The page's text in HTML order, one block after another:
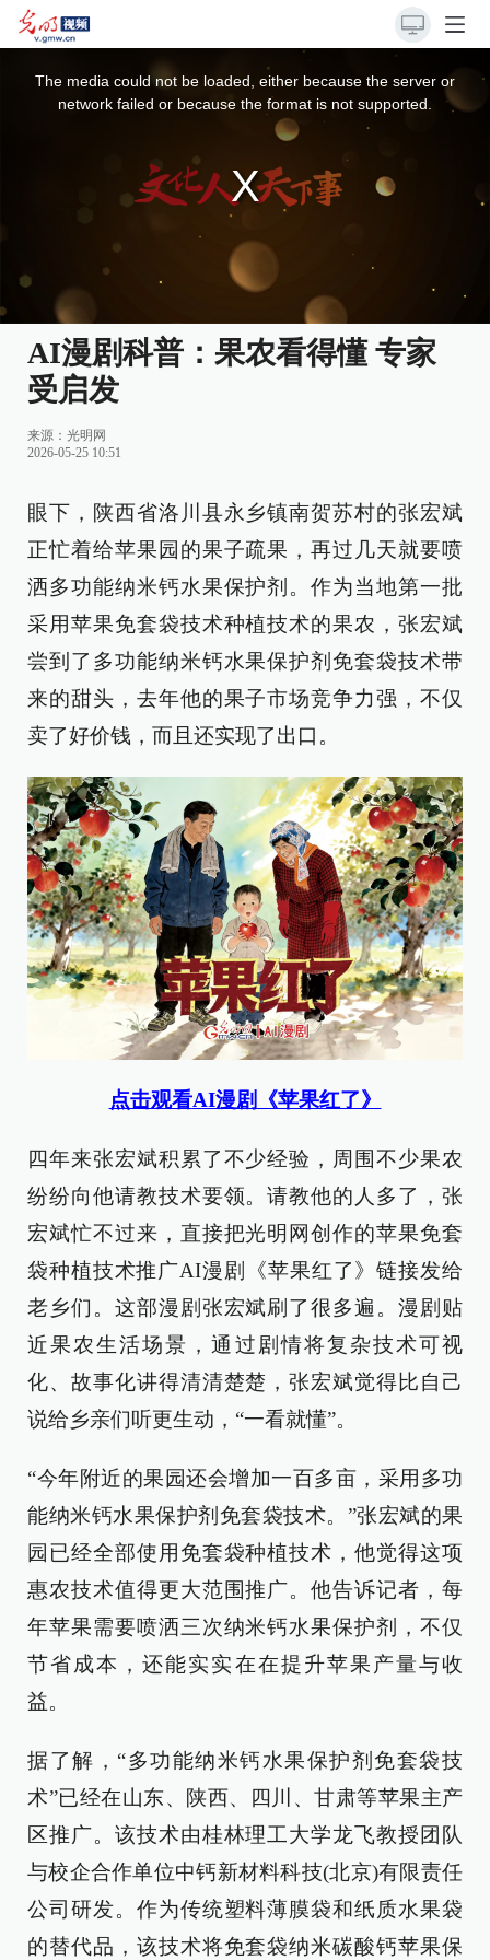
The media could not be loaded, either because the server or
network failed or because the format is not supported.
AI漫剧科普：果农看得懂 专家
受启发
来源： 光明网
2026-05-25 10:51
眼下，陕西省洛川县永乡镇南贺苏村的张宏斌
正忙着给苹果园的果子疏果，再过几天就要喷
洒多功能纳米钙水果保护剂。作为当地第一批
采用苹果免套袋技术种植技术的果农，张宏斌
尝到了多功能纳米钙水果保护剂免套袋技术带
来的甜头，去年他的果子市场竞争力强，不仅
卖了好价钱，而且还实现了出口。
点击观看AI漫剧《苹果红了》
四年来张宏斌积累了不少经验，周围不少果农
纷纷向他请教技术要领。请教他的人多了，张
宏斌忙不过来，直接把光明网创作的苹果免套
袋种植技术推广AI漫剧《苹果红了》链接发给
老乡们。这部漫剧张宏斌刷了很多遍。漫剧贴
近果农生活场景，通过剧情将复杂技术可视
化、故事化讲得清清楚楚，张宏斌觉得比自己
说给乡亲们听更生动，“一看就懂”。
“今年附近的果园还会增加一百多亩，采用多功
能纳米钙水果保护剂免套袋技术。‌”张宏斌的果
园已经全部使用免套袋种植技术，他觉得这项
惠农技术值得更大范围推广。他告诉记者，每
年苹果需要喷洒三次纳米钙水果保护剂，不仅
节省成本，还能实实在在提升苹果产量与收
益。
据了解，“多功能纳米钙水果保护剂免套袋技
术”已经在山东、陕西、四川、甘肃等苹果主产
区推广。该技术由桂林理工大学龙飞教授团队
与校企合作单位中钙新材料科技(北京)有限责任
公司研发。作为传统塑料薄膜袋和纸质水果袋
的替代品，该技术将免套袋纳米碳酸钙苹果保